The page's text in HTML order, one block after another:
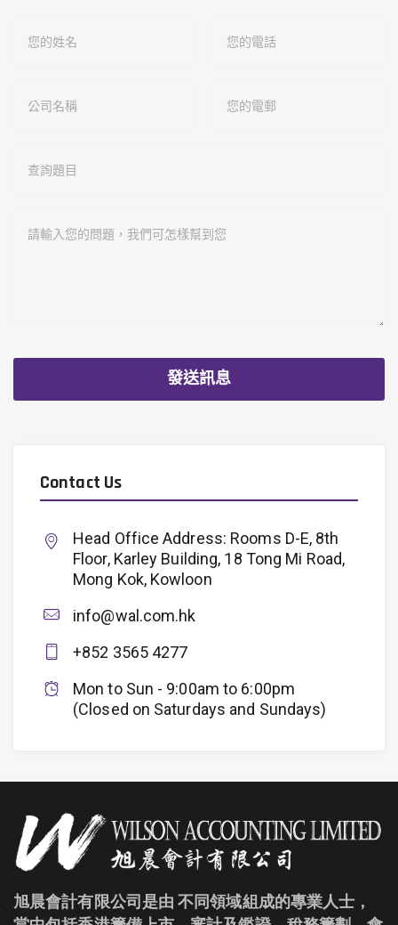
Contact Us
Head Office Address: Rooms D-E, 8th
Floor, Karley Building, 18 Tong Mi Road,
Mong Kok, Kowloon
info@wal.com.hk
+852 3565 4277
Mon to Sun - 9:00am to 6:00pm
(Closed on Saturdays and Sundays)
旭晨會計有限公司是由 不同領域組成的專業人士，